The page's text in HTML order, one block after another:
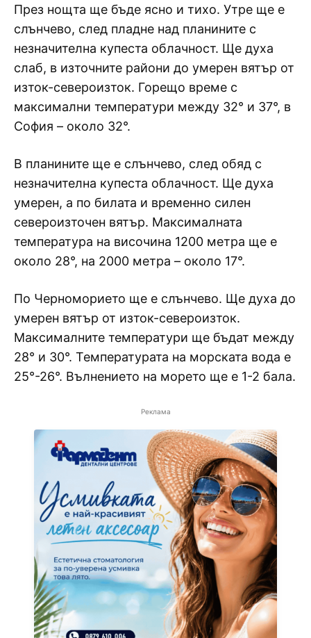
През нощта ще бъде ясно и тихо. Утре ще е
слънчево, след пладне над планините с
незначителна купеста облачност. Ще духа
слаб, в източните райони до умерен вятър от
изток-североизток. Горещо време с
максимални температури между 32° и 37°, в
София – около 32°.
В планините ще е слънчево, след обяд с
незначителна купеста облачност. Ще духа
умерен, а по билата и временно силен
североизточен вятър. Максималната
температура на височина 1200 метра ще е
около 28°, на 2000 метра – около 17°.
По Черноморието ще е слънчево. Ще духа до
умерен вятър от изток-североизток.
Максималните температури ще бъдат между
28° и 30°. Температурата на морската вода е
25°-26°. Вълнението на морето ще е 1-2 бала.
Реклама